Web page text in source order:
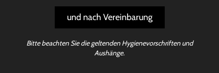
und nach Vereinbarung
Bitte beachten Sie die geltenden Hygienevorschriften und
Aushänge.